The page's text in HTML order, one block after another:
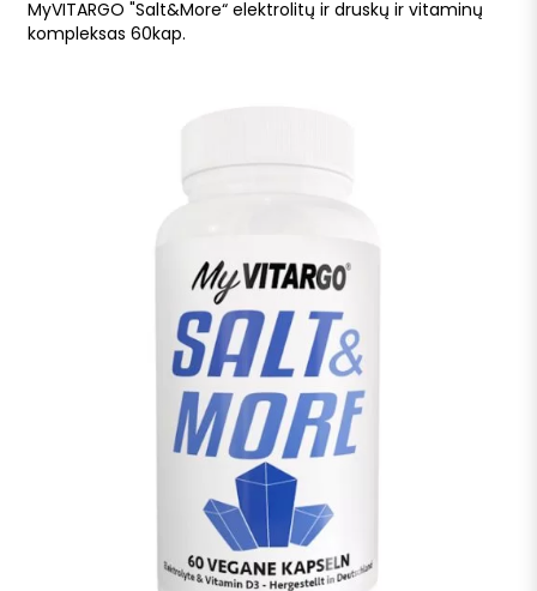
MyVITARGO "Salt&More“ elektrolitų ir druskų ir vitaminų
kompleksas 60kap.